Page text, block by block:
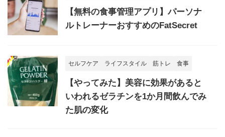
【無料の食事管理アプリ】パーソナ
ルトレーナーおすすめのFatSecret
セルフケア ライフスタイル 筋トレ 食事
【やってみた】美容に効果があると
いわれるゼラチンを1か月間飲んでみ
た肌の変化